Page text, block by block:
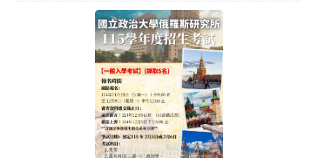
長姐真心話分享 時間：2025年 9月25日 地點：國立政治
大學綜合院館北棟8樓270810圖書室 對象：所有對俄研所
入學有興趣的同學 “不只是一場說明會，而是一次從「夢
想到上榜」的真實故事分享！ 快來聽聽過來人的秘訣，幫
助你少走冤枉路。” 實體報名連結：
https://shorturl.at/eOkD0 **名額有限，立即報名!!** ##
本活動敬備午餐輕食## **小提醒｜FAQ** Q：是否有線上
學也能即時參與！ 線上報名連結：
https://forms.gle/CvXaFEAjHFCpr6Q68